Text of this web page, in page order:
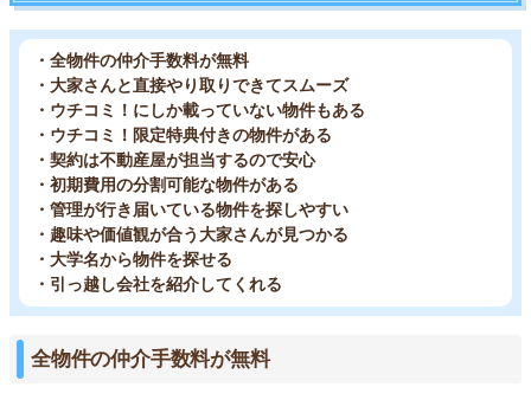
・全物件の仲介手数料が無料
・大家さんと直接やり取りできてスムーズ
・ウチコミ！にしか載っていない物件もある
・ウチコミ！限定特典付きの物件がある
・契約は不動産屋が担当するので安心
・初期費用の分割可能な物件がある
・管理が行き届いている物件を探しやすい
・趣味や価値観が合う大家さんが見つかる
・大学名から物件を探せる
・引っ越し会社を紹介してくれる
全物件の仲介手数料が無料